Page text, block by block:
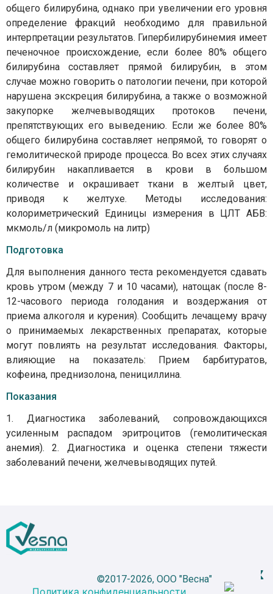
общего билирубина, однако при увеличении его уровня
определение фракций необходимо для правильной
интерпретации результатов. Гипербилирубинемия имеет
печеночное происхождение, если более 80% общего
билирубина составляет прямой билирубин, в этом
случае можно говорить о патологии печени, при которой
нарушена экскреция билирубина, а также о возможной
закупорке желчевыводящих протоков печени,
препятствующих его выведению. Если же более 80%
общего билирубина составляет непрямой, то говорят о
гемолитической природе процесса. Во всех этих случаях
билирубин накапливается в крови в большом
количестве и окрашивает ткани в желтый цвет,
приводя к желтухе. Методы исследования:
колориметрический Единицы измерения в ЦЛТ АБВ:
мкмоль/л (микромоль на литр)
Подготовка
Для выполнения данного теста рекомендуется сдавать
кровь утром (между 7 и 10 часами), натощак (после 8-
12-часового периода голодания и воздержания от
приема алкоголя и курения). Сообщить лечащему врачу
о принимаемых лекарственных препаратах, которые
могут повлиять на результат исследования. Факторы,
влияющие на показатель: Прием барбитуратов,
кофеина, преднизолона, пенициллина.
Показания
1. Диагностика заболеваний, сопровождающихся
усиленным распадом эритроцитов (гемолитическая
анемия). 2. Диагностика и оценка степени тяжести
заболеваний печени, желчевыводящих путей.
©2017-2026, ООО "Весна"